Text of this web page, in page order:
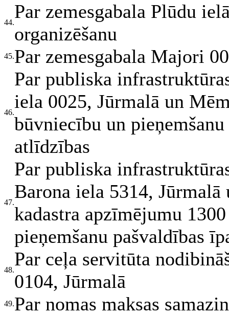
44.
Par zemesgabala Plūdu
organizēšanu
45.Par zemesgabala Majori
46.
Par publiska
iela 0025, Jūrmalā un
būvniecību un
atlīdzības
47.
Par publiska
Barona iela 5314,
kadastra apzīmējumu
pieņemšanu pašvaldības
48.
Par ceļa servitūta
0104, Jūrmalā
49.Par nomas maksas